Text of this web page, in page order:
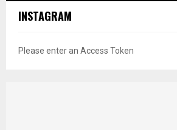
INSTAGRAM
Please enter an Access Token